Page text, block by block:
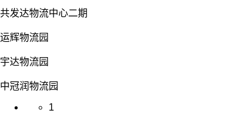
共发达物流中心二期
运辉物流园
宇达物流园
中冠润物流园
1